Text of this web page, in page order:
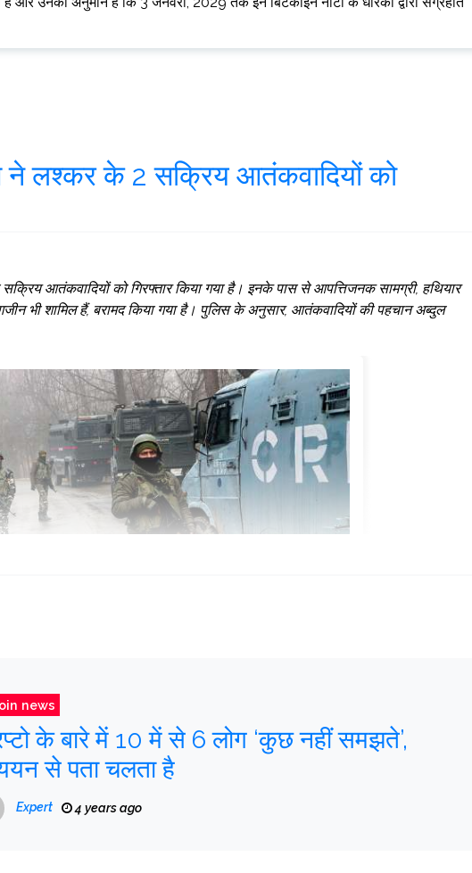
ने लश्कर के 2 सक्रिय आतंकवादियों को
आतंकवादियों को गिरफ्तार किया गया है। इनके पास से आपत्तिजनक सामग्री, हथियार
भी शामिल हैं, बरामद किया गया है। पुलिस के अनुसार, आतंकवादियों की पहचान अब्दुल
news
के बारे में 10 में से 6 लोग ‘कुछ नहीं समझते’,
से पता चलता है
Expert 4 years ago